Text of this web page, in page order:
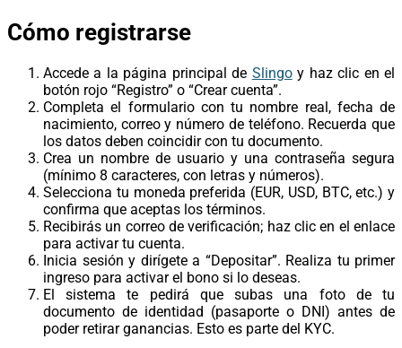
Cómo registrarse
Accede a la página principal de Slingoy haz clic en el
botón rojo “Registro” o “Crear cuenta”.
Completa el formulario con tu nombre real, fecha de
nacimiento, correo y número de teléfono. Recuerda que
los datos deben coincidir con tu documento.
Crea un nombre de usuario y una contraseña segura
(mínimo 8 caracteres, con letras y números).
Selecciona tu moneda preferida (EUR, USD, BTC, etc.) y
confirma que aceptas los términos.
Recibirás un correo de verificación; haz clic en el enlace
para activar tu cuenta.
Inicia sesión y dirígete a “Depositar”. Realiza tu primer
ingreso para activar el bono si lo deseas.
El sistema te pedirá que subas una foto de tu
documento de identidad (pasaporte o DNI) antes de
poder retirar ganancias. Esto es parte del KYC.